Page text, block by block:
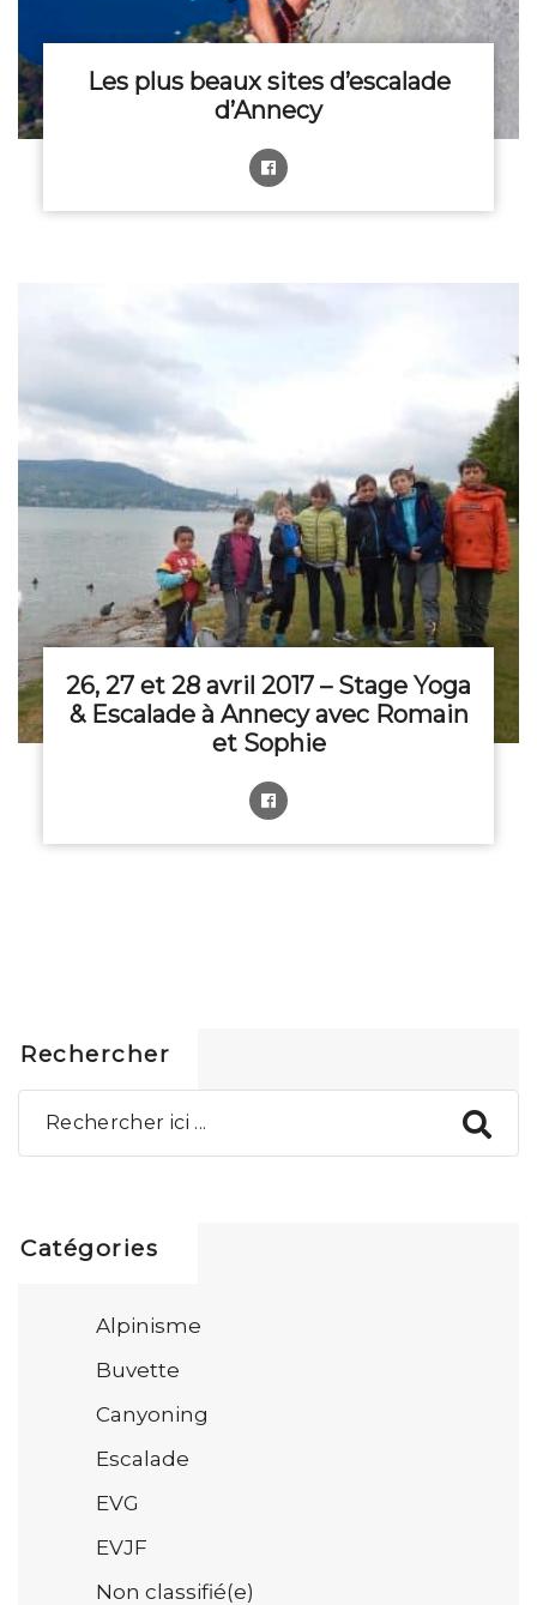
Les plus beaux sites d’escalade
d’Annecy
26, 27 et 28 avril 2017 – Stage Yoga
& Escalade à Annecy avec Romain
et Sophie
Rechercher
Catégories
Alpinisme
Buvette
Canyoning
Escalade
EVG
EVJF
Non classifié(e)